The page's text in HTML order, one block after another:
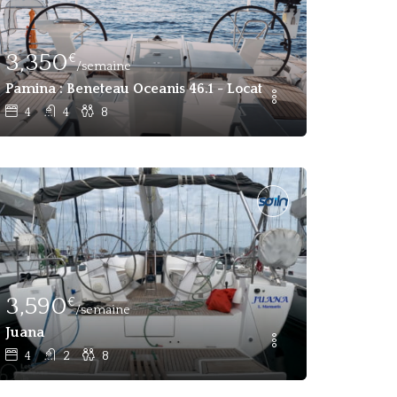
3,350€
/semaine
Pamina : Beneteau Oceanis 46.1 - Location Sans Équipage
4 4 8
3,590€
/semaine
Juana
4 2 8